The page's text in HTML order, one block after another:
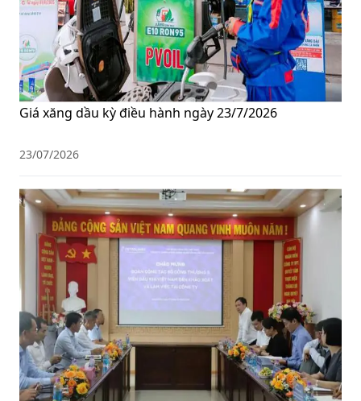
Giá xăng dầu kỳ điều hành ngày 23/7/2026
23/07/2026